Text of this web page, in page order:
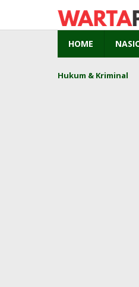
content
HOME
Hukum & Kriminal